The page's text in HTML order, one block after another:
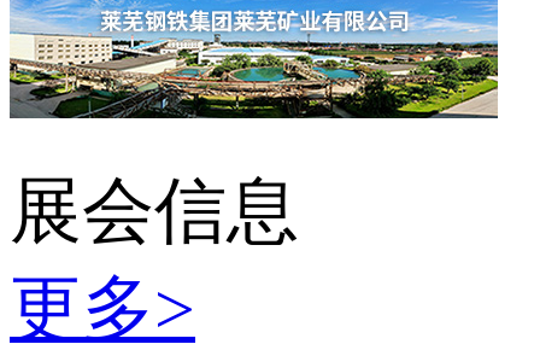
展会信息
更多>